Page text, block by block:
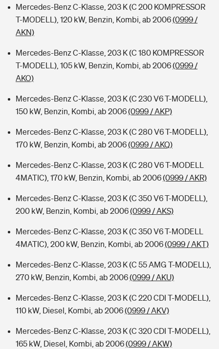
Mercedes-Benz C-Klasse, 203 K (C 200 KOMPRESSOR
T-MODELL), 120 kW, Benzin, Kombi, ab 2006(0999 /
AKN)
Mercedes-Benz C-Klasse, 203 K (C 180 KOMPRESSOR
T-MODELL), 105 kW, Benzin, Kombi, ab 2006(0999 /
AKO)
Mercedes-Benz C-Klasse, 203 K (C 230 V6 T-MODELL),
150 kW, Benzin, Kombi, ab 2006(0999 / AKP)
Mercedes-Benz C-Klasse, 203 K (C 280 V6 T-MODELL),
170 kW, Benzin, Kombi, ab 2006(0999 / AKQ)
Mercedes-Benz C-Klasse, 203 K (C 280 V6 T-MODELL
4MATIC), 170 kW, Benzin, Kombi, ab 2006(0999 / AKR)
Mercedes-Benz C-Klasse, 203 K (C 350 V6 T-MODELL),
200 kW, Benzin, Kombi, ab 2006(0999 / AKS)
Mercedes-Benz C-Klasse, 203 K (C 350 V6 T-MODELL
4MATIC), 200 kW, Benzin, Kombi, ab 2006(0999 / AKT)
Mercedes-Benz C-Klasse, 203 K (C 55 AMG T-MODELL),
270 kW, Benzin, Kombi, ab 2006(0999 / AKU)
Mercedes-Benz C-Klasse, 203 K (C 220 CDI T-MODELL),
110 kW, Diesel, Kombi, ab 2006(0999 / AKV)
Mercedes-Benz C-Klasse, 203 K (C 320 CDI T-MODELL),
165 kW, Diesel, Kombi, ab 2006(0999 / AKW)